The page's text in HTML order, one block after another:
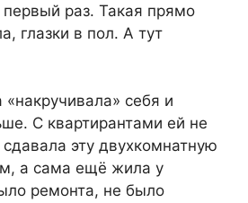
раз. Такая прямо
глазки в пол. А тут
себя и
С квартирантами ей не
эту двухкомнатную
а сама ещё жила у
ремонта, не было